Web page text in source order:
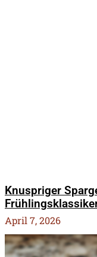
Knuspriger
April 7, 2026